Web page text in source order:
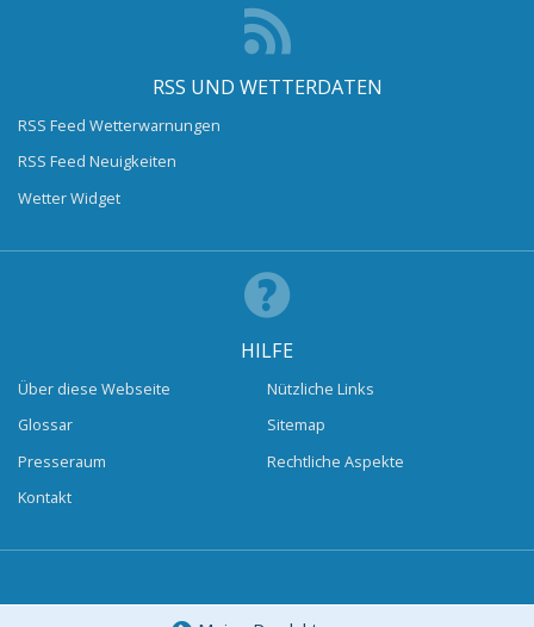
RSS UND WETTERDATEN
RSS Feed Wetterwarnungen
RSS Feed Neuigkeiten
Wetter Widget
HILFE
Über diese Webseite
Glossar
Presseraum
Kontakt
Nützliche Links
Sitemap
Rechtliche Aspekte